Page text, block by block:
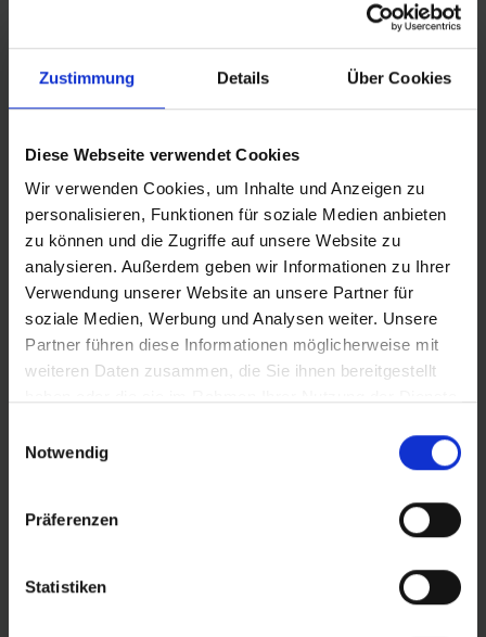
Zustimmung Details Über Cookies
Diese Webseite verwendet Cookies
Wir verwenden Cookies, um Inhalte und Anzeigen zu
personalisieren, Funktionen für soziale Medien anbieten
zu können und die Zugriffe auf unsere Website zu
analysieren. Außerdem geben wir Informationen zu Ihrer
Verwendung unserer Website an unsere Partner für
soziale Medien, Werbung und Analysen weiter. Unsere
Partner führen diese Informationen möglicherweise mit
weiteren Daten zusammen, die Sie ihnen bereitgestellt
Notwendig
Präferenzen
Statistiken
km/h. Das wichtigstes Kriterium für diese Empfehlung:
Sicherheit.
PRODUKTINFORMATIONEN
ALLROUND RENNRADREIFEN. Schnell, zuverlässig und
agil präsentiert sich der neue Schwalbe One mit
Rennradreifen-Technologie auf höchstem Niveau. Ein
idealer Allrounder für Rennradfahrer die es bevorzugen,
mit Schlauch zu fahren.
• Addix Compound
Der Tube Type-Reifen ist speziell für die Anwendung mit
Schlauch konzipiert und darf nicht Tubeless gefahren